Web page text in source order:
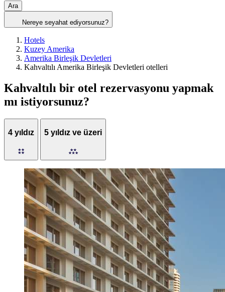
Ara
Nereye seyahat ediyorsunuz?
Hotels
Kuzey Amerika
Amerika Birleşik Devletleri
Kahvaltılı Amerika Birleşik Devletleri otelleri
Kahvaltılı bir otel rezervasyonu yapmak
mı istiyorsunuz?
4 yıldız 5 yıldız ve üzeri